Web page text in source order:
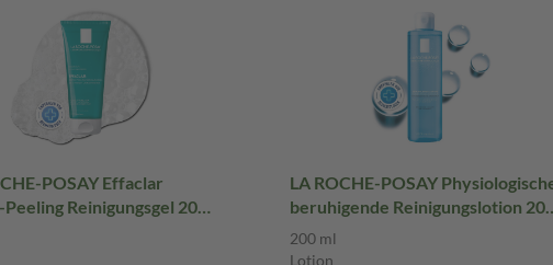
POSAY Effaclar
Reinigungsgel 200
LA ROCHE-POSAY
beruhigende Reinigungslotion 200
ml Lotion
200 ml
Lotion